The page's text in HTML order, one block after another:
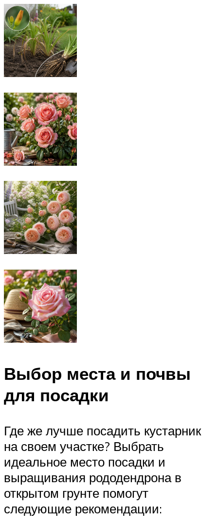
Выбор места и почвы
для посадки
Где же лучше посадить кустарник
на своем участке? Выбрать
идеальное место посадки и
выращивания рододендрона в
открытом грунте помогут
следующие рекомендации: